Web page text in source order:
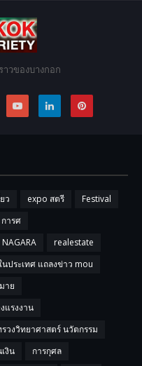
าวของบางกอก
ว expo สตรี
Festival
ารศ
NAGARA
realestate
นประเทศ แถลงข่าว mou
าย
แรงงาน
รวงวิทยาศาสตร์ นวัตกรรม
งิน
การกุศล